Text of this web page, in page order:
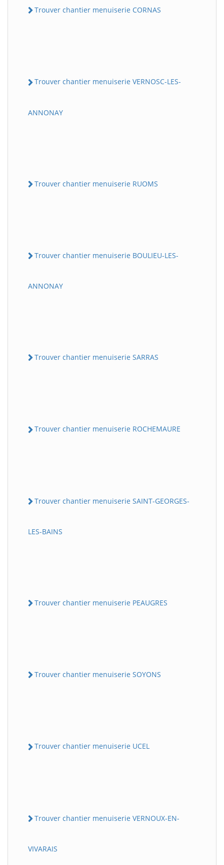
Trouver chantier menuiserie CORNAS
Trouver chantier menuiserie VERNOSC-LES-
ANNONAY
Trouver chantier menuiserie RUOMS
Trouver chantier menuiserie BOULIEU-LES-
ANNONAY
Trouver chantier menuiserie SARRAS
Trouver chantier menuiserie ROCHEMAURE
Trouver chantier menuiserie SAINT-GEORGES-
LES-BAINS
Trouver chantier menuiserie PEAUGRES
Trouver chantier menuiserie SOYONS
Trouver chantier menuiserie UCEL
Trouver chantier menuiserie VERNOUX-EN-
VIVARAIS